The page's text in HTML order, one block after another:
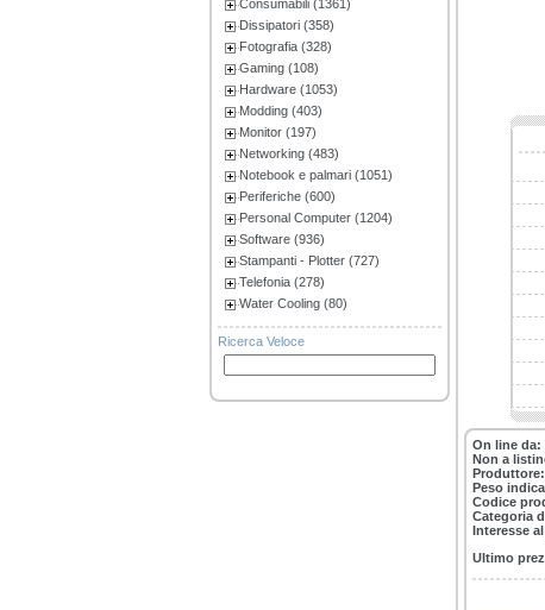
Consumabili (1361)
Dissipatori (358)
Fotografia (328)
Gaming (108)
Hardware (1053)
Modding (403)
Monitor (197)
Networking (483)
Notebook e palmari (1051)
Periferiche (600)
Personal Computer (1204)
Software (936)
Stampanti - Plotter (727)
Telefonia (278)
Water Cooling (80)
Ricerca Veloce
On line da:
Non a
Produttore:
Peso
Codice
Categoria
Interesse
Ultimo